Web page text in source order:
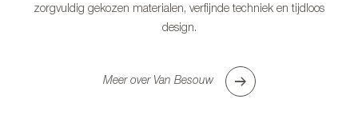
zorgvuldig gekozen materialen, verfijnde techniek en tijdloos
design.
Meer over Van Besouw